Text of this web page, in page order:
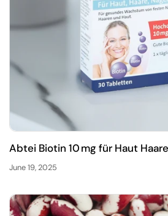
Abtei Biotin 10 mg für Haut
June 19, 2025